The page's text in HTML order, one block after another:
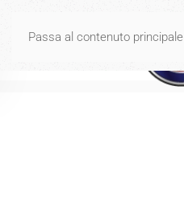
superiore a 40€Ignora
Passa al contenuto principale